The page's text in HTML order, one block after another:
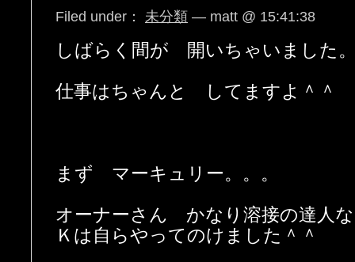
Filed under： 未分類 — matt @ 15:41:38
しばらく間が 開いちゃいました
仕事はちゃんと してますよ＾＾
まず マーキュリー。。。
オーナーさん かなり溶接の達人
Ｋは自らやってのけました＾＾